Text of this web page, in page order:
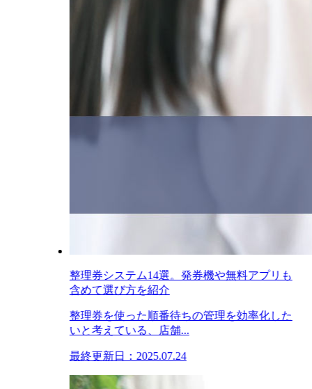
整理券システム14選。発券機や無料アプリも
含めて選び方を紹介
整理券を使った順番待ちの管理を効率化した
いと考えている、店舗...
最終更新日：2025.07.24